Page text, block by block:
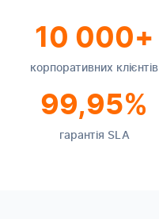
10 000+
корпоративних клієнтів
99,95%
гарантія SLA